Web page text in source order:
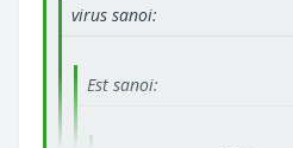
virus sanoi:
Est sanoi: